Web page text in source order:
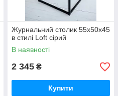
Журнальний столик 55х50х45
в стилі Loft сірий
В наявності
2 345 ₴
Купити